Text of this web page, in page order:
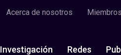
Acerca de nosotros Miembros
Investigación Redes